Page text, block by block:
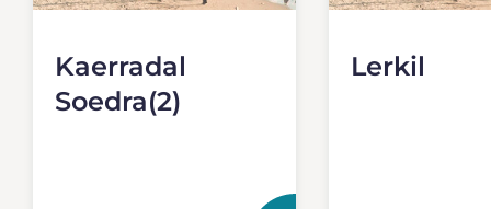
Kaerradal
Soedra(2)
Lerkil